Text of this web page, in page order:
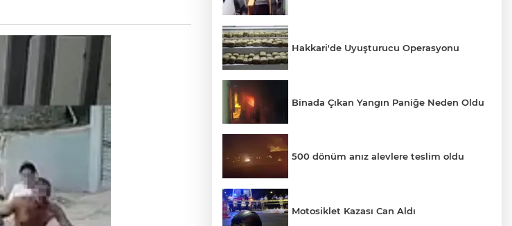
Hakkari'de Uyuşturucu Operasyonu
Binada Çıkan Yangın Paniğe Neden Oldu
500 dönüm anız alevlere teslim oldu
Motosiklet Kazası Can Aldı